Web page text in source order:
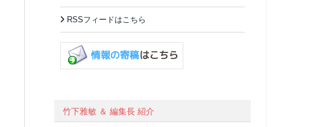
RSSフィードはこちら
竹下雅敏 ＆ 編集長 紹介